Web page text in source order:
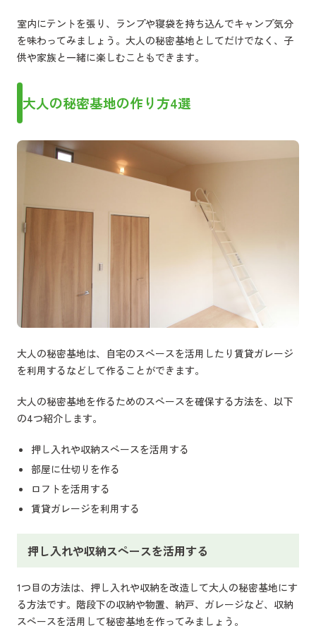
室内にテントを張り、ランプや寝袋を持ち込んでキャンプ気分
を味わってみましょう。大人の秘密基地としてだけでなく、子
供や家族と一緒に楽しむこともできます。
大人の秘密基地の作り方4選
大人の秘密基地は、自宅のスペースを活用したり賃貸ガレージ
を利用するなどして作ることができます。
大人の秘密基地を作るためのスペースを確保する方法を、以下
の4つ紹介します。
押し入れや収納スペースを活用する
部屋に仕切りを作る
ロフトを活用する
賃貸ガレージを利用する
押し入れや収納スペースを活用する
1つ目の方法は、押し入れや収納を改造して大人の秘密基地にす
る方法です。階段下の収納や物置、納戸、ガレージなど、収納
スペースを活用して秘密基地を作ってみましょう。